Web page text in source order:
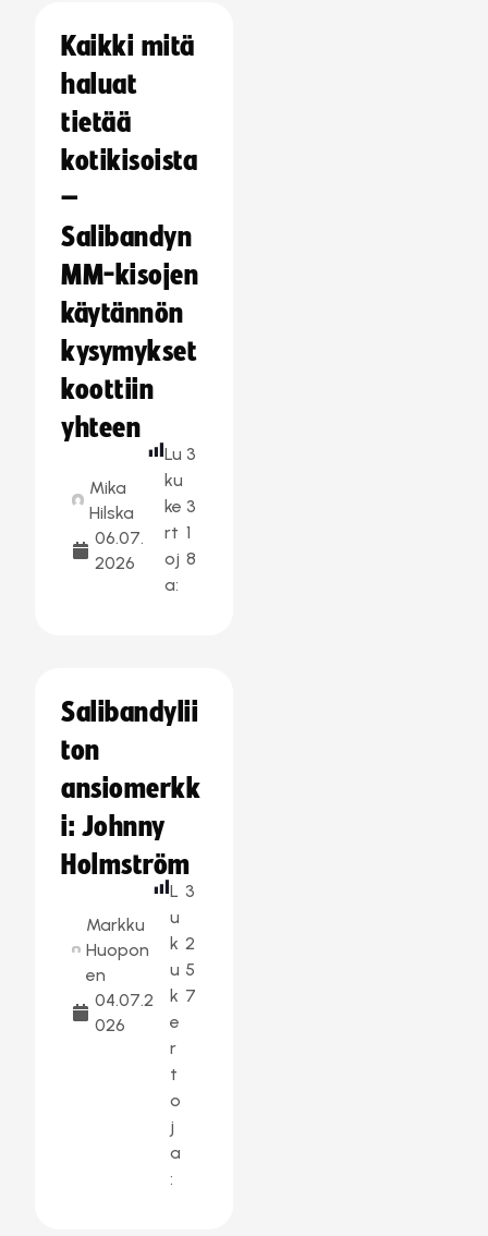
Kaikki mitä
haluat
tietää
kotikisoista
–
Salibandyn
MM-kisojen
käytännön
kysymykset
koottiin
yhteen
Mika
Hilska
06.07.
2026
Lu
ku
ke
rt
oj
a:
3
3
1
8
Salibandylii
ton
ansiomerkk
i: Johnny
Holmström
Markku
Huopon
en
04.07.2
026
L
u
k
u
k
e
r
t
o
j
a
:
3
2
5
7